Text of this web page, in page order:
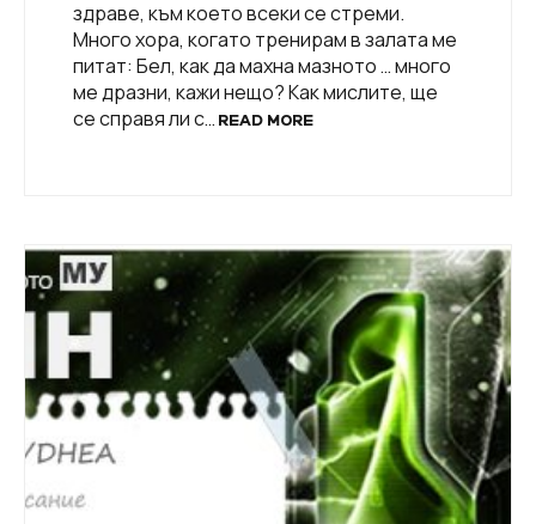
здраве, към което всеки се стреми.
Много хора, когато тренирам в залата ме
питат: Бел, как да махна мазното … много
ме дразни, кажи нещо? Как мислите, ще
се справя ли с… READ MORE